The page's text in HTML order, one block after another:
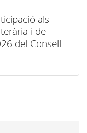
als
i de
del Consell